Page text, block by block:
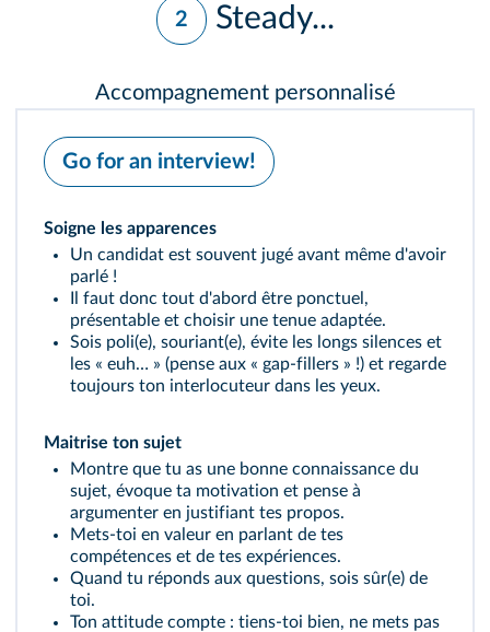
2 Steady...
Accompagnement personnalisé
Go for an interview!
Soigne les apparences
Un candidat est souvent jugé avant même d'avoir
parlé !
Il faut donc tout d'abord être ponctuel,
présentable et choisir une tenue adaptée.
Sois poli(e), souriant(e), évite les longs silences et
les « euh… » (pense aux « gap‑fillers » !) et regarde
toujours ton interlocuteur dans les yeux.
Maitrise ton sujet
Montre que tu as une bonne connaissance du
sujet, évoque ta motivation et pense à
argumenter en justifiant tes propos.
Mets-toi en valeur en parlant de tes
compétences et de tes expériences.
Quand tu réponds aux questions, sois sûr(e) de
toi.
Ton attitude compte : tiens-toi bien, ne mets pas